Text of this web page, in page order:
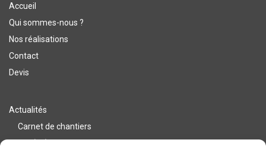
Accueil
Qui sommes-nous ?
Nos réalisations
Contact
Devis
Actualités
Carnet de chantiers